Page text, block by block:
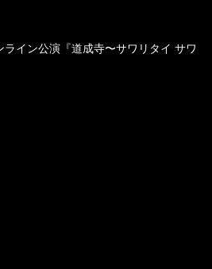
イン公演『道成寺〜サワリタイ サワ